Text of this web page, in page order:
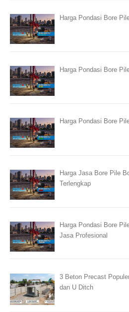
Harga Pondasi Bore
Harga Pondasi Bore
Harga Pondasi Bore
Harga Jasa Bore Pile
Terlengkap
Harga Pondasi Bore
Jasa Profesional
3 Beton Precast
dan U Ditch